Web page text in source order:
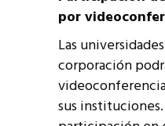
por
Las
corporación
sus